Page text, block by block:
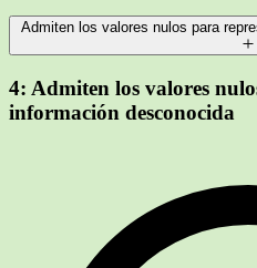
Admiten los valores nulos para
4: Admiten los valores
información desconocida